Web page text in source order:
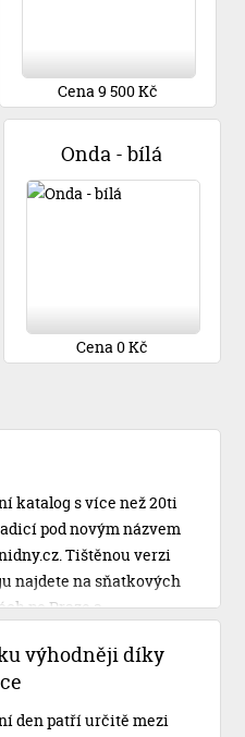
Cena 9 500 Kč
Onda - bílá
Cena 0 Kč
katalog s více než 20ti
pod novým názvem
Tištěnou verzi
najdete na sňatkových
po Praze a
výhodněji díky
den patří určitě mezi